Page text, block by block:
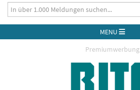
MENU
Premiumwerbung